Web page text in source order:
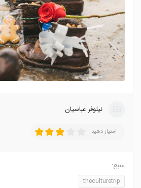
نیلوفر عباسیان
امتیاز دهید
منبع:
theculturetrip